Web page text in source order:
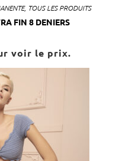
, TOUS LES PRODUITS
FIN 8 DENIERS
voir le prix.